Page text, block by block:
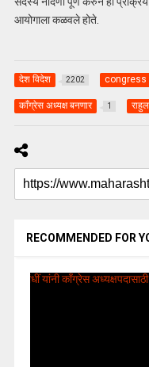
आयोगाला कळवले होते.
देश विदेश 2202 congress
काँग्रेस अध्यक्ष बनणार 1
RECOMMENDED FOR